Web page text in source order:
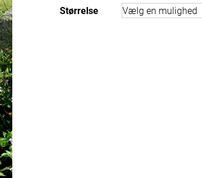
Størrelse